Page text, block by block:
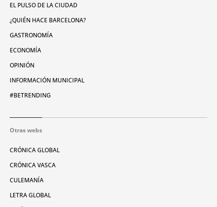
EL PULSO DE LA CIUDAD
¿QUIÉN HACE BARCELONA?
GASTRONOMÍA
ECONOMÍA
OPINIÓN
INFORMACIÓN MUNICIPAL
#BETRENDING
Otras webs
CRÓNICA GLOBAL
CRÓNICA VASCA
CULEMANÍA
LETRA GLOBAL